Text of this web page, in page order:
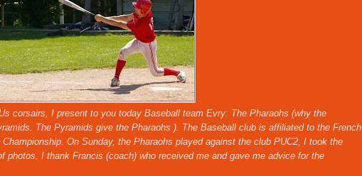
corsairs, I present to you today Baseball team Evry: The Pharaohs (why the
The Pyramids give the Pharaohs ). The Baseball club is affiliated to the French
On Sunday, the Pharaohs played against the club PUC2, I took the
I thank Francis (coach) who received me and gave me advice for the